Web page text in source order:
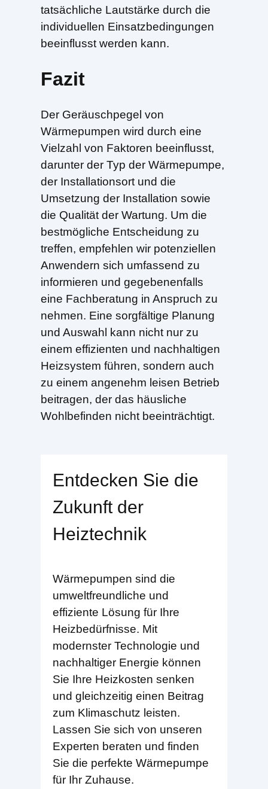
tatsächliche Lautstärke durch die
individuellen Einsatzbedingungen
beeinflusst werden kann.
Fazit
Der Geräuschpegel von
Wärmepumpen wird durch eine
Vielzahl von Faktoren beeinflusst,
darunter der Typ der Wärmepumpe,
der Installationsort und die
Umsetzung der Installation sowie
die Qualität der Wartung. Um die
bestmögliche Entscheidung zu
treffen, empfehlen wir potenziellen
Anwendern sich umfassend zu
informieren und gegebenenfalls
eine Fachberatung in Anspruch zu
nehmen. Eine sorgfältige Planung
und Auswahl kann nicht nur zu
einem effizienten und nachhaltigen
Heizsystem führen, sondern auch
zu einem angenehm leisen Betrieb
beitragen, der das häusliche
Wohlbefinden nicht beeinträchtigt.
Entdecken Sie die
Zukunft der
Heiztechnik
Wärmepumpen sind die
umweltfreundliche und
effiziente Lösung für Ihre
Heizbedürfnisse. Mit
modernster Technologie und
nachhaltiger Energie können
Sie Ihre Heizkosten senken
und gleichzeitig einen Beitrag
zum Klimaschutz leisten.
Lassen Sie sich von unseren
Experten beraten und finden
Sie die perfekte Wärmepumpe
für Ihr Zuhause.